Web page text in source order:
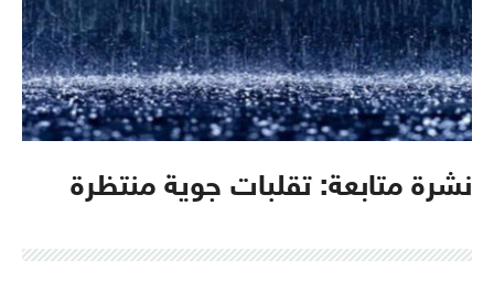
نشرة متابعة: تقلبات جوية منتظرة